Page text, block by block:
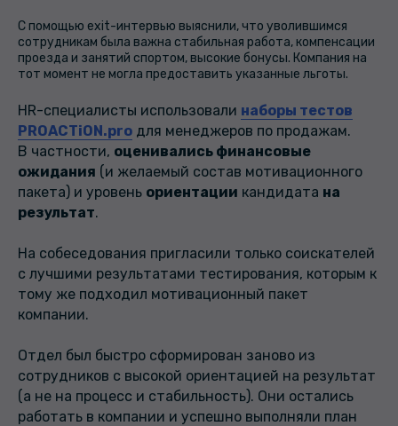
С помощью exit-интервью выяснили, что уволившимся
сотрудникам была важна стабильная работа, компенсации
проезда и занятий спортом, высокие бонусы. Компания на
тот момент не могла предоставить указанные льготы.
HR-специалисты использовали наборы тестов
PROACTiON.pro для менеджеров по продажам.
В частности, оценивались финансовые
ожидания (и желаемый состав мотивационного
пакета) и уровень ориентации кандидата на
результат.
На собеседования пригласили только соискателей
с лучшими результатами тестирования, которым к
тому же подходил мотивационный пакет
компании.
Отдел был быстро сформирован заново из
сотрудников с высокой ориентацией на результат
(а не на процесс и стабильность). Они остались
работать в компании и успешно выполняли план